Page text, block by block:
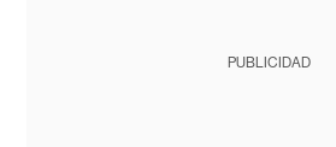
PUBLICIDAD